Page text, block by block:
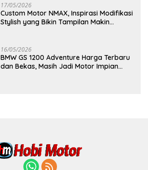
17/05/2026
Custom Motor NMAX, Inspirasi Modifikasi
Stylish yang Bikin Tampilan Makin
16/05/2026
BMW GS 1200 Adventure Harga Terbaru
dan Bekas, Masih Jadi Motor Impian